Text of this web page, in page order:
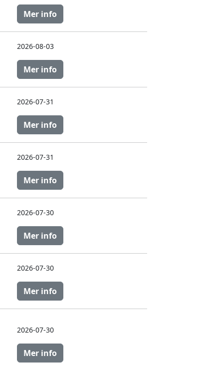
Mer info
2026-08-03
Mer info
2026-07-31
Mer info
2026-07-31
Mer info
2026-07-30
Mer info
2026-07-30
Mer info
2026-07-30
Mer info